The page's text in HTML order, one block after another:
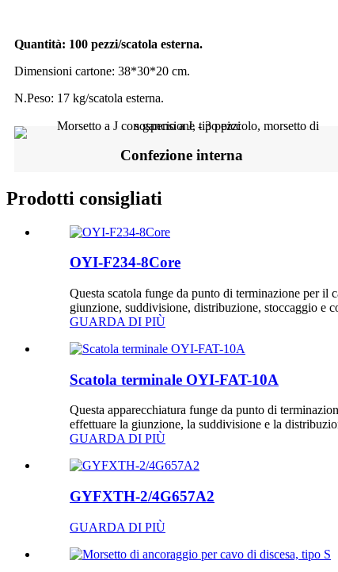
Quantità: 100 pezzi/scatola esterna.
Dimensioni cartone: 38*30*20 cm.
N.Peso: 17 kg/scatola esterna.
Confezione interna
Prodotti consigliati
OYI-F234-8Core
Questa scatola funge da punto di terminazione per
giunzione, suddivisione, distribuzione, stoccaggio e
GUARDA DI PIÙ
Scatola terminale OYI-FAT-10A
Questa apparecchiatura funge da punto di
effettuare la giunzione, la suddivisione e la
GUARDA DI PIÙ
GYFXTH-2/4G657A2
GUARDA DI PIÙ